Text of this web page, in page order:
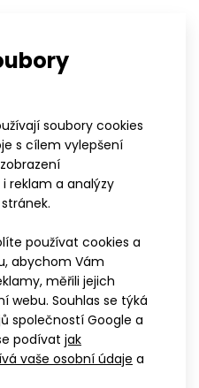
soubory cookies
s cílem vylepšení
reklam a analýzy
používat cookies a
abychom Vám
měřili jejich
webu. Souhlas se týká
společností Google a
podívat jak
vaše osobní údaje a
ELITE
precizní střih a
pohybu a komfort
intenzivního tréninku.
pro plynulý
střih, který
aerodynamiku
díle je umístěný
jezdcem pro plynulé
Výstřih je zakončený
rukávyjsou
bez švů